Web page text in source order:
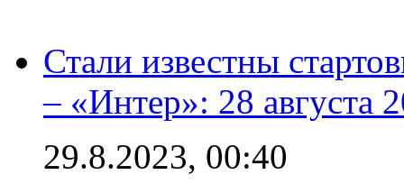
Стали известны
– «Интер»: 28 августа
29.8.2023, 00:40